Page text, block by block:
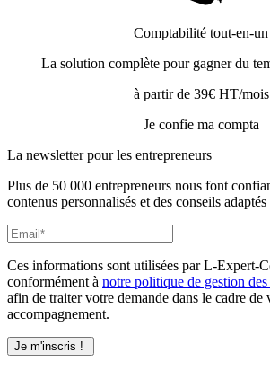
Comptabilité tout-en-un
La solution complète pour gagner du
à partir de 39€ HT/mois
Je confie ma compta
La newsletter pour les entrepreneurs
Plus de 50 000 entrepreneurs nous font
contenus personnalisés et des conseils
Ces informations sont utilisées par L-Expert-
conformément à notre politique de gestion
afin de traiter votre demande dans le cadre de
accompagnement.